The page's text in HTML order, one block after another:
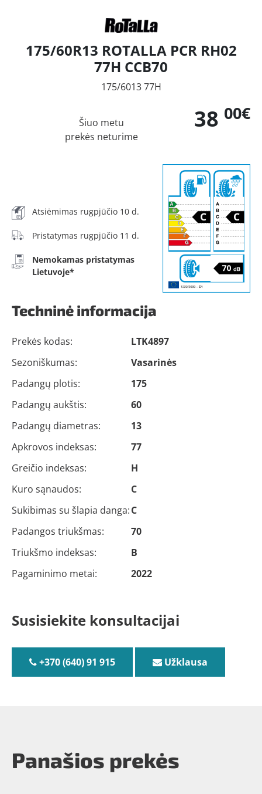
175/60R13 ROTALLA PCR RH02
77H CCB70
175/6013 77H
38 00€
Šiuo metu
prekės neturime
Atsiėmimas rugpjūčio 10 d.
Pristatymas rugpjūčio 11 d.
Nemokamas pristatymas
Lietuvoje*
Techninė informacija
Prekės kodas:
LTK4897
Sezoniškumas:
Vasarinės
Padangų plotis:
175
Padangų aukštis:
60
Padangų diametras:
13
Apkrovos indeksas:
77
Greičio indeksas:
H
Kuro sąnaudos:
C
Sukibimas su šlapia danga:C
Padangos triukšmas:
70
Triukšmo indeksas:
B
Pagaminimo metai:
2022
Susisiekite konsultacijai
+370 (640) 91 915 Užklausa
Panašios prekės